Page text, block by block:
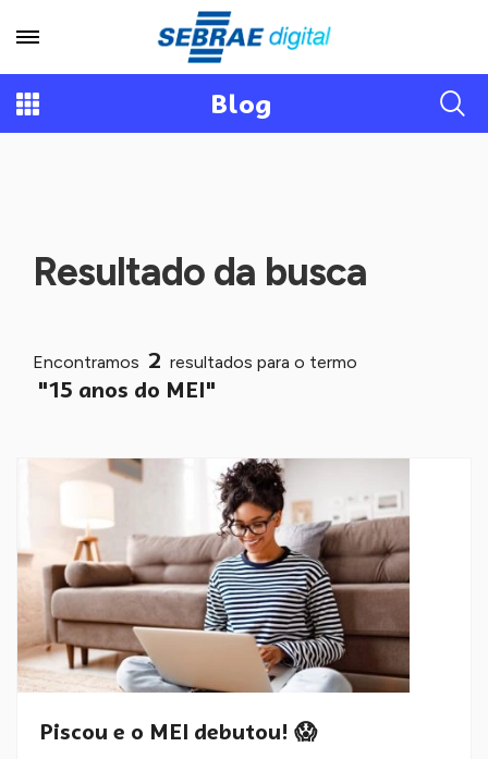
Blog
Resultado da busca
Encontramos 2 resultados para o termo
"15 anos do MEI"
Piscou e o MEI debutou! 😱